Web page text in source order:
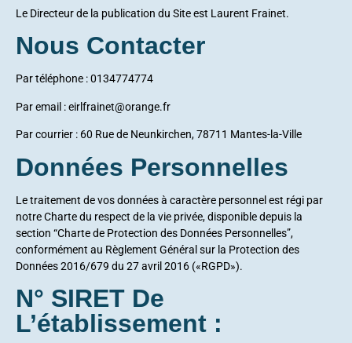
Le Directeur de la publication du Site est Laurent Frainet.
Nous Contacter
Par téléphone : 0134774774
Par email :eirlfrainet@orange.fr
Par courrier : 60 Rue de Neunkirchen, 78711 Mantes-la-Ville
Données Personnelles
Le traitement de vos données à caractère personnel est régi par
notre Charte du respect de la vie privée, disponible depuis la
section “Charte de Protection des Données Personnelles”,
conformément au Règlement Général sur la Protection des
Données 2016/679 du 27 avril 2016 («RGPD»).
N° SIRET De
L’établissement :